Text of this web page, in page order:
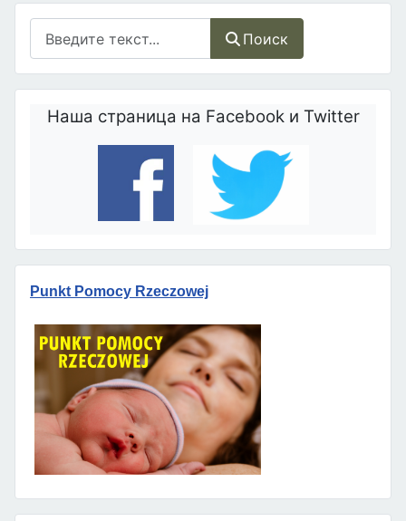
Поиск
Наша страница на Facebook и Twitter
Punkt Pomocy Rzeczowej